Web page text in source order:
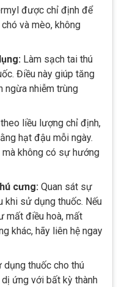
được chỉ định để
và mèo, không
Làm sạch tai thú
Điều này giúp tăng
ngừa nhiễm trùng
theo liều lượng chỉ định,
hạt đậu mỗi ngày.
không có sự hướng
cưng: Quan sát sự
khi sử dụng thuốc. Nếu
mất điều hoà, mất
khác, hãy liên hệ ngay
dụng thuốc cho thú
ứng với bất kỳ thành